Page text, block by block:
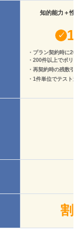
知的能力＋性格
✓
・プラン契約時に20件
・200件以上でボリュ
・再契約時の残数引継
・1件単位でテスト追
割